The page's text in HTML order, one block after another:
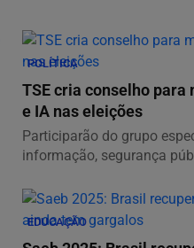
POLÍTICA
TSE cria conselho
e IA nas eleições
Participarão do grupo
informação, segurança
EDUCAÇÃO